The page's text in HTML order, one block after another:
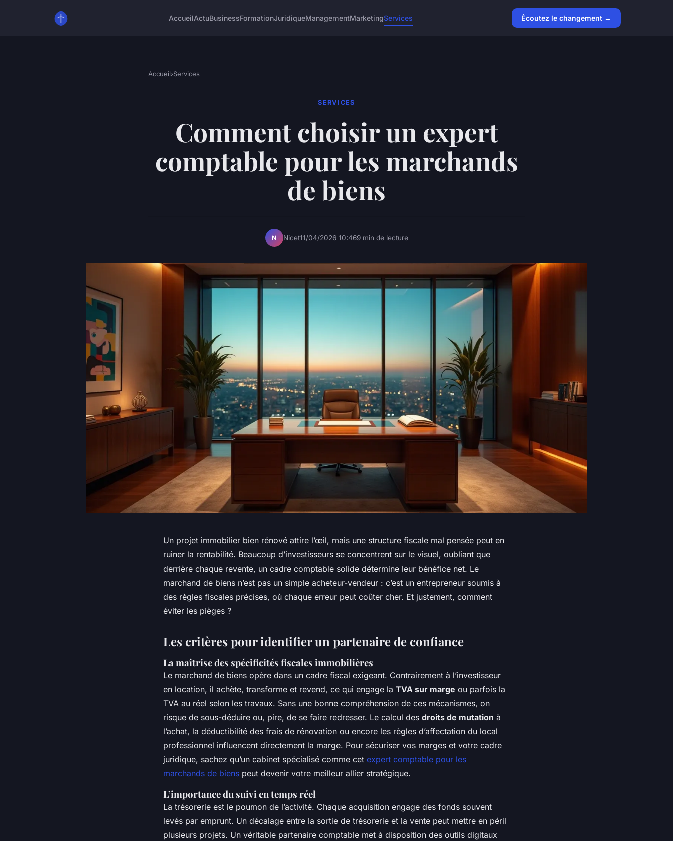
AccueilActuBusinessFormationJuridiqueManagementMarketingServices Écoutez le changement →
Accueil›Services
SERVICES
Comment choisir un expert
comptable pour les marchands
de biens
N Nicet11/04/2026 10:469 min de lecture
Un projet immobilier bien rénové attire l’œil, mais une structure fiscale mal pensée peut en
ruiner la rentabilité. Beaucoup d’investisseurs se concentrent sur le visuel, oubliant que
derrière chaque revente, un cadre comptable solide détermine leur bénéfice net. Le
marchand de biens n’est pas un simple acheteur-vendeur : c’est un entrepreneur soumis à
des règles fiscales précises, où chaque erreur peut coûter cher. Et justement, comment
éviter les pièges ?
Les critères pour identifier un partenaire de confiance
La maîtrise des spécificités fiscales immobilières
Le marchand de biens opère dans un cadre fiscal exigeant. Contrairement à l’investisseur
en location, il achète, transforme et revend, ce qui engage la TVA sur marge ou parfois la
TVA au réel selon les travaux. Sans une bonne compréhension de ces mécanismes, on
risque de sous-déduire ou, pire, de se faire redresser. Le calcul des droits de mutation à
l’achat, la déductibilité des frais de rénovation ou encore les règles d’affectation du local
professionnel influencent directement la marge. Pour sécuriser vos marges et votre cadre
juridique, sachez qu’un cabinet spécialisé comme cet expert comptable pour les
marchands de biens peut devenir votre meilleur allier stratégique.
L’importance du suivi en temps réel
La trésorerie est le poumon de l’activité. Chaque acquisition engage des fonds souvent
levés par emprunt. Un décalage entre la sortie de trésorerie et la vente peut mettre en péril
plusieurs projets. Un véritable partenaire comptable met à disposition des outils digitaux